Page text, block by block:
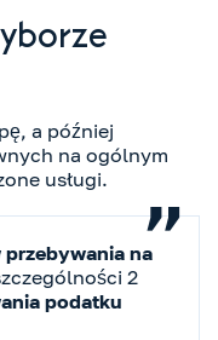
a później
na ogólnym
usługi.
na
2
podatku